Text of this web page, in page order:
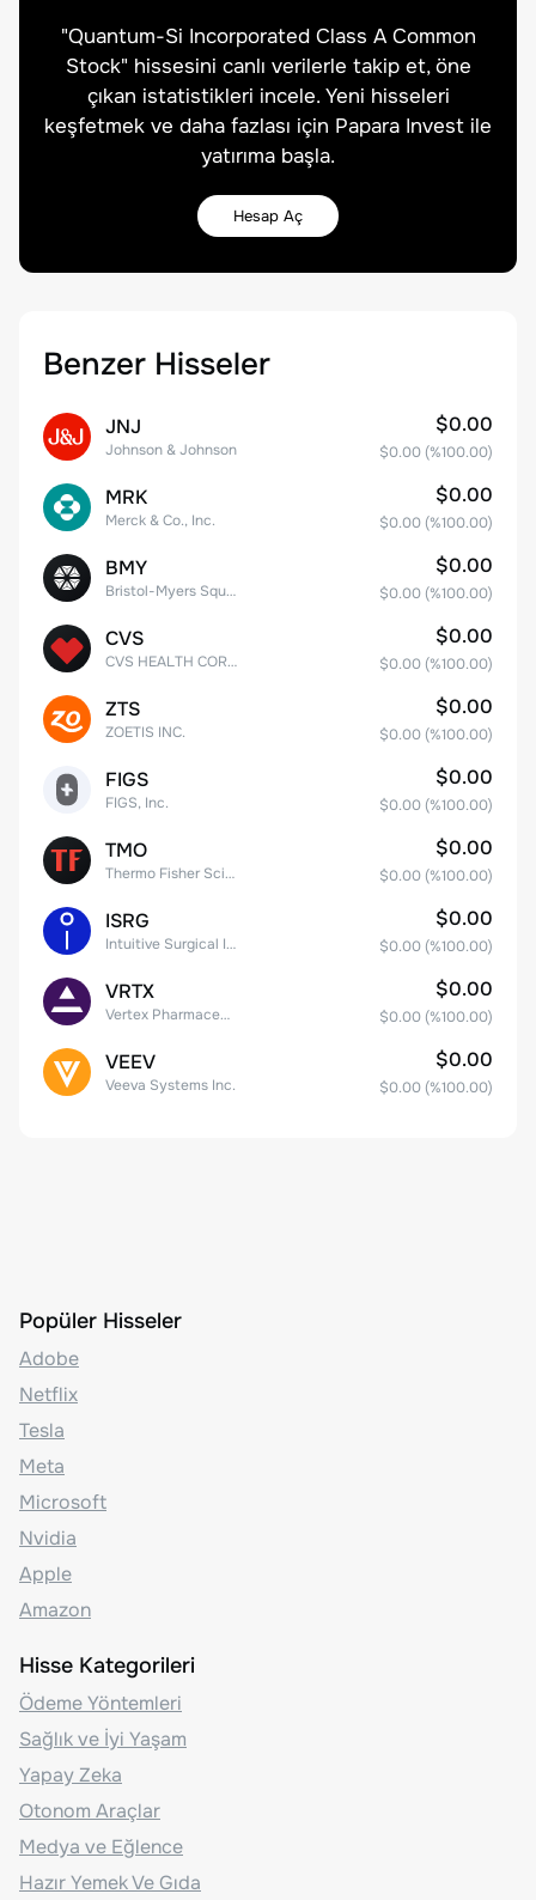
"Quantum-Si Incorporated Class A Common
Stock" hissesini canlı verilerle takip et, öne
çıkan istatistikleri incele. Yeni hisseleri
keşfetmek ve daha fazlası için Papara Invest ile
yatırıma başla.
Hesap Aç
Benzer Hisseler
JNJ
Johnson & Johnson
$0.00
$0.00 (%100.00)
MRK
Merck & Co., Inc.
$0.00
$0.00 (%100.00)
BMY
Bristol-Myers Squibb Co.
$0.00
$0.00 (%100.00)
CVS
CVS HEALTH CORPORATION
$0.00
$0.00 (%100.00)
ZTS
ZOETIS INC.
$0.00
$0.00 (%100.00)
FIGS
FIGS, Inc.
$0.00
$0.00 (%100.00)
TMO
Thermo Fisher Scientific, Inc.
$0.00
$0.00 (%100.00)
ISRG
Intuitive Surgical Inc.
$0.00
$0.00 (%100.00)
VRTX
Vertex Pharmaceuticals Inc
$0.00
$0.00 (%100.00)
VEEV
Veeva Systems Inc.
$0.00
$0.00 (%100.00)
Popüler Hisseler
Adobe
Netflix
Tesla
Meta
Microsoft
Nvidia
Apple
Amazon
Hisse Kategorileri
Ödeme Yöntemleri
Sağlık ve İyi Yaşam
Yapay Zeka
Otonom Araçlar
Medya ve Eğlence
Hazır Yemek Ve Gıda